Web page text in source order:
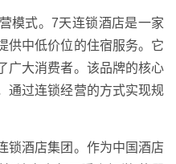
模式。7天连锁酒店是一家
供中低价位的住宿服务。它
广大消费者。该品牌的核心
通过连锁经营的方式实现规
锁酒店集团。作为中国酒店